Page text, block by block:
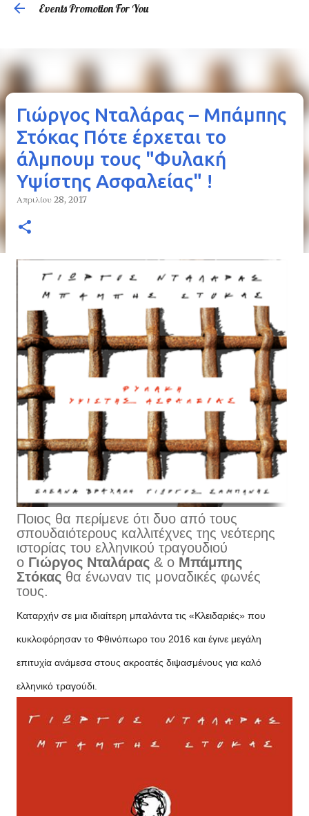
Events Promotion For You
Γιώργος Νταλάρας – Μπάμπης
Στόκας Πότε έρχεται το
άλμπουμ τους "Φυλακή
Υψίστης Ασφαλείας" !
Απριλίου 28, 2017
Ποιος θα περίμενε ότι δυο από τους
σπουδαιότερους καλλιτέχνες της νεότερης
ιστορίας του ελληνικού τραγουδιού
ο Γιώργος Νταλάρας & ο Μπάμπης
Στόκας θα ένωναν τις μοναδικές φωνές
τους.
Καταρχήν σε μια ιδιαίτερη μπαλάντα τις «Κλειδαριές» που
κυκλοφόρησαν το Φθινόπωρο του 2016 και έγινε μεγάλη
επιτυχία ανάμεσα στους ακροατές διψασμένους για καλό
ελληνικό τραγούδι.